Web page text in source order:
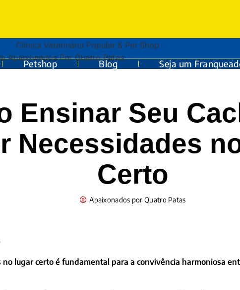
Petshop Blog Seja um
Ensinar Seu
Necessidades
Certo
Apaixonados por Quatro Patas
no lugar certo é fundamental para a convivência harmoniosa